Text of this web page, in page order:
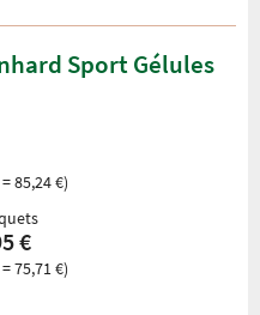
Sport Gélules
85,24 €)
€
75,71 €)